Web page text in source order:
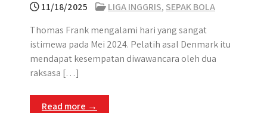
11/18/2025 LIGA INGGRIS, SEPAK BOLA
Thomas Frank mengalami hari yang sangat
istimewa pada Mei 2024. Pelatih asal Denmark itu
mendapat kesempatan diwawancara oleh dua
raksasa […]
Read more →